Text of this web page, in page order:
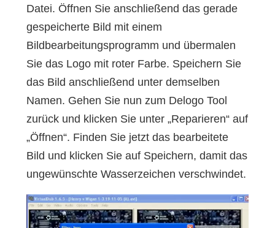
Datei. Öffnen Sie anschließend das gerade
gespeicherte Bild mit einem
Bildbearbeitungsprogramm und übermalen
Sie das Logo mit roter Farbe. Speichern Sie
das Bild anschließend unter demselben
Namen. Gehen Sie nun zum Delogo Tool
zurück und klicken Sie unter „Reparieren“ auf
„Öffnen“. Finden Sie jetzt das bearbeitete
Bild und klicken Sie auf Speichern, damit das
ungewünschte Wasserzeichen verschwindet.